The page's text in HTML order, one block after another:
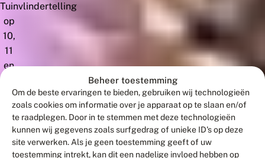
Beheer toestemming
Om de beste ervaringen te bieden, gebruiken wij technologieën
zoals cookies om informatie over je apparaat op te slaan en/of
te raadplegen. Door in te stemmen met deze technologieën
kunnen wij gegevens zoals surfgedrag of unieke ID's op deze
site verwerken. Als je geen toestemming geeft of uw
toestemming intrekt, kan dit een nadelige invloed hebben op
Tuinvlindertelling
op
10,
11
en
juli
tellen
we
weer
vlinders